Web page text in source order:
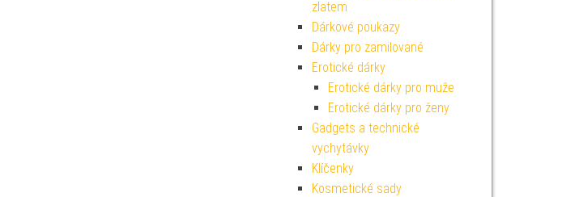
zlatem
Dárkové poukazy
Dárky pro zamilované
Erotické dárky
Erotické dárky pro muže
Erotické dárky pro ženy
Gadgets a technické
vychytávky
Klíčenky
Kosmetické sady